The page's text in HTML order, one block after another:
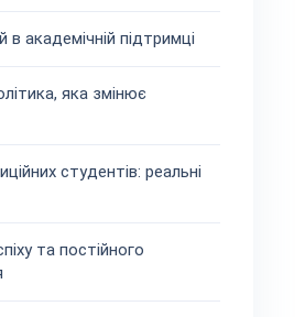
в академічній підтримці
яка змінює
студентів: реальні
та постійного